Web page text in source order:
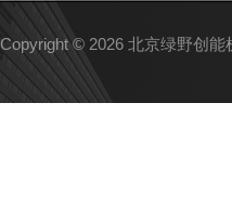
Copyright © 2026 北京绿野创